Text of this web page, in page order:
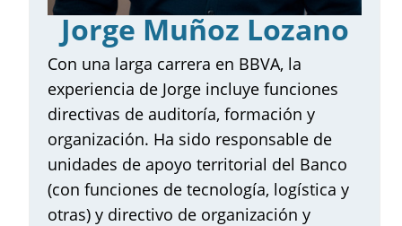
Cursos
Claustro de Profesores
¿Por qué elegir eSemp?
Testimonios
Inscripción
Contacta con nosotros
Jorge Muñoz Lozano
Con una larga carrera en BBVA, la
experiencia de Jorge incluye funciones
directivas de auditoría, formación y
organización. Ha sido responsable de
unidades de apoyo territorial del Banco
(con funciones de tecnología, logística y
otras) y directivo de organización y